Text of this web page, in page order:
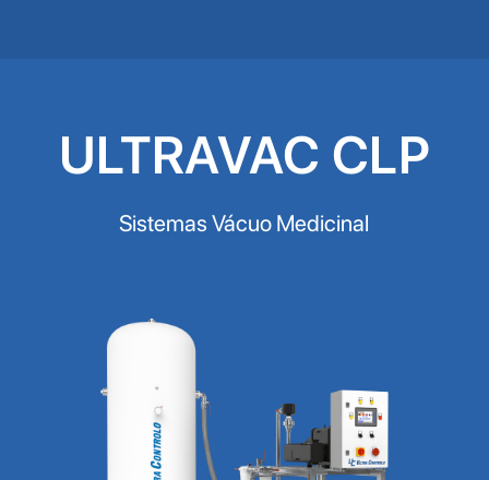
ULTRAVAC CLP
Sistemas Vácuo Medicinal